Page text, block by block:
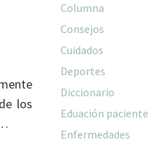
los
Columna
Consejos
Cuidados
Deportes
Diccionario
Eduación paciente
Enfermedades